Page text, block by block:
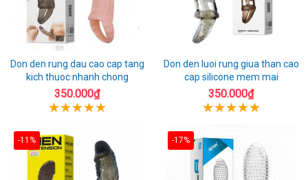
Don den rung dau cao cap tang
kich thuoc nhanh chong
350.000₫
Don den luoi rung giua than cao
cap silicone mem mai
350.000₫
-11% -17%